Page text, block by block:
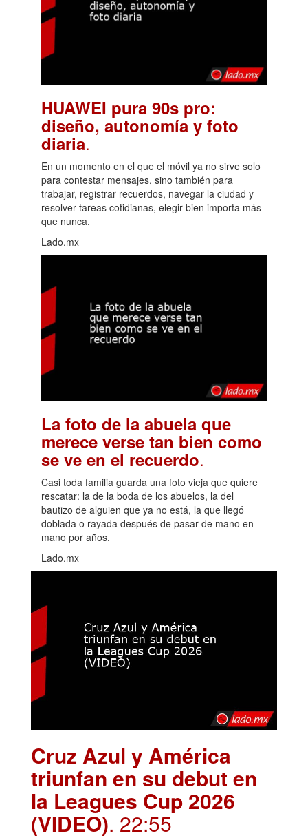
HUAWEI pura 90s pro:
diseño, autonomía y foto
diaria.
En un momento en el que el móvil ya no sirve solo
para contestar mensajes, sino también para
trabajar, registrar recuerdos, navegar la ciudad y
resolver tareas cotidianas, elegir bien importa más
que nunca.
Lado.mx
La foto de la abuela que
merece verse tan bien como
se ve en el recuerdo.
Casi toda familia guarda una foto vieja que quiere
rescatar: la de la boda de los abuelos, la del
bautizo de alguien que ya no está, la que llegó
doblada o rayada después de pasar de mano en
mano por años.
Lado.mx
Cruz Azul y América
triunfan en su debut en
la Leagues Cup 2026
(VIDEO). 22:55